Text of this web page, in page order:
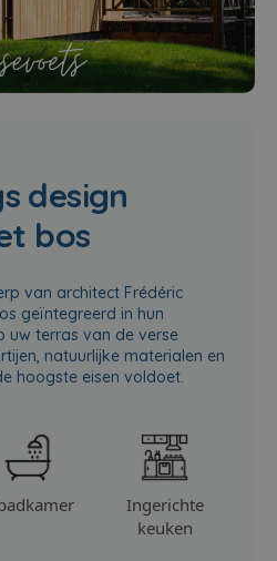
design
bos
van architect Frédéric
geïntegreerd in hun
uw terras van de verse
natuurlijke materialen en
hoogste eisen voldoet.
Ingerichte
keuken